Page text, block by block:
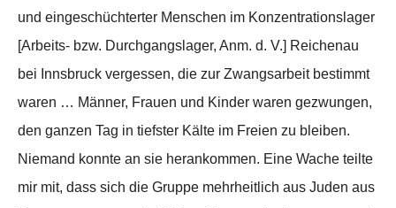
und eingeschüchterter Menschen im Konzentrationslager
[Arbeits- bzw. Durchgangslager, Anm. d. V.] Reichenau
bei Innsbruck vergessen, die zur Zwangsarbeit bestimmt
waren … Männer, Frauen und Kinder waren gezwungen,
den ganzen Tag in tiefster Kälte im Freien zu bleiben.
Niemand konnte an sie herankommen. Eine Wache teilte
mir mit, dass sich die Gruppe mehrheitlich aus Juden aus